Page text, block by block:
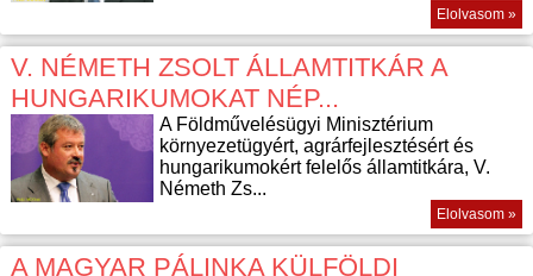
Elolvasom »
V. NÉMETH ZSOLT ÁLLAMTITKÁR A
HUNGARIKUMOKAT NÉP...
A Földművelésügyi Minisztérium
környezetügyért, agrárfejlesztésért és
hungarikumokért felelős államtitkára, V.
Németh Zs...
Elolvasom »
A MAGYAR PÁLINKA KÜLFÖLDI